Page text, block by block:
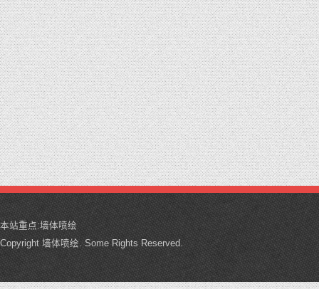
本站重点:墙体喷绘
Copyright 墙体喷绘. Some Rights Reserved.